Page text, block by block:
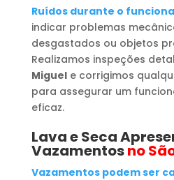
Ruídos durante o
indicar problemas
desgastados ou objetos
Realizamos inspeções
Miguele corrigimos
para assegurar um
eficaz.
Lava e Seca
Vazamentosno
Vazamentos podem ser